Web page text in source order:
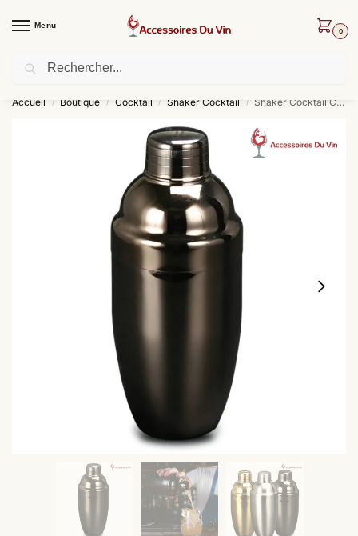
Menu
0
Livraison offerte dès 30 € d’achat !
Accueil / Boutique / Cocktail / Shaker Cocktail / Shaker Cocktail Classique Noir